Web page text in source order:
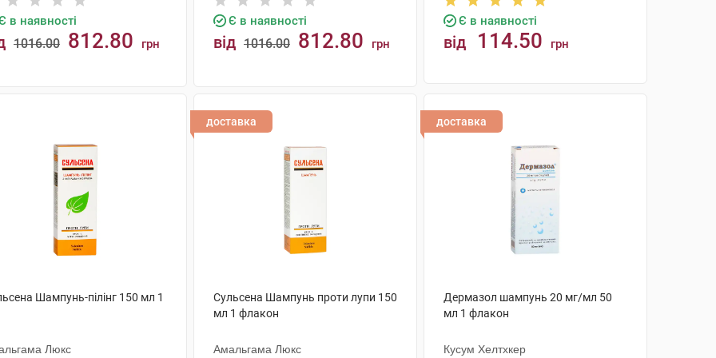
в наявності
1016.00 812.80 грн
Є в наявності
від 1016.00 812.80 грн
Є в наявності
від 114.50 грн
Шампунь-пілінг 150 мл 1
Люкс
доставка
Сульсена Шампунь проти лупи 150
мл 1 флакон
Амальгама Люкс
доставка
Дермазол шампунь 20 мг/мл 50
мл 1 флакон
Кусум Хелтхкер